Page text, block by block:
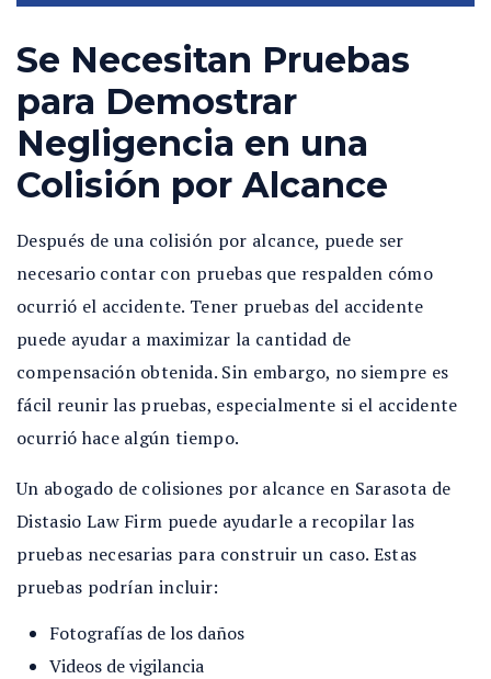
Se Necesitan Pruebas
para Demostrar
Negligencia en una
Colisión por Alcance
Después de una colisión por alcance, puede ser
necesario contar con pruebas que respalden cómo
ocurrió el accidente. Tener pruebas del accidente
puede ayudar a maximizar la cantidad de
compensación obtenida. Sin embargo, no siempre es
fácil reunir las pruebas, especialmente si el accidente
ocurrió hace algún tiempo.
Un abogado de colisiones por alcance en Sarasota de
Distasio Law Firm puede ayudarle a recopilar las
pruebas necesarias para construir un caso. Estas
pruebas podrían incluir:
Fotografías de los daños
Videos de vigilancia